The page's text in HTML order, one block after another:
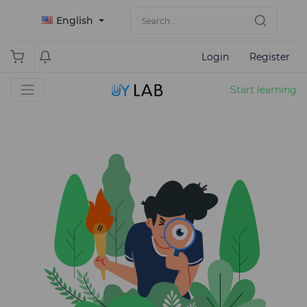
English
Login Register
Start learning